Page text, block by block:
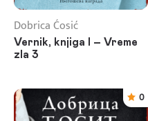
Dobrica Ćosić
Vernik, knjiga I – Vreme
zla 3
0